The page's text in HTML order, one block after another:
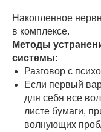
Накопленное
в комплексе.
Методы
системы:
Разговор с
Если первый
для себя все
листе бумаги,
волнующих